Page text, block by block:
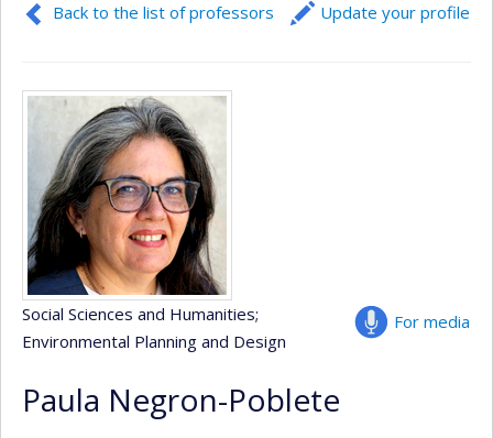
Back to the list of professors Update your profile
For media
Social Sciences and Humanities;
Environmental Planning and Design
Paula Negron-Poblete